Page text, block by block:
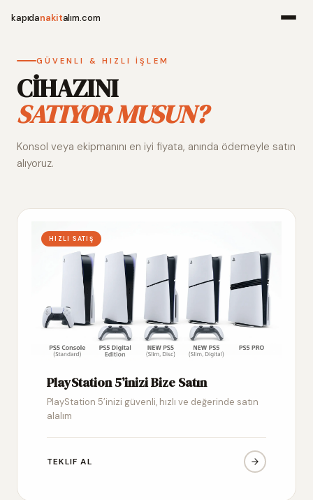
kapıdanakitalım.com
Alım
GÜVENLI & HIZLI İŞLEM
CİHAZINI
SATIYOR MUSUN?
Konsol veya ekipmanını en iyi fiyata, anında ödemeyle satın
alıyoruz.
HIZLI SATIŞ
PlayStation 5’inizi Bize Satın
PlayStation 5’inizi güvenli, hızlı ve değerinde satın
alalım
TEKLIF AL